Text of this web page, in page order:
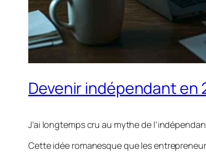
Devenir indépendant en
J’ai longtemps cru au mythe de
Cette idée romanesque que les